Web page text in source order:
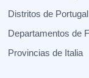
Distritos de Portugal
Departamentos de
Provincias de Italia